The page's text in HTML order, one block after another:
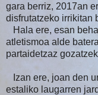
gara berriz, 2017an
disfrutatzeko irrikitan
Hala ere, esan
atletismoa alde
partaidetzaz
Izan ere, joan den
estaliko laugarren